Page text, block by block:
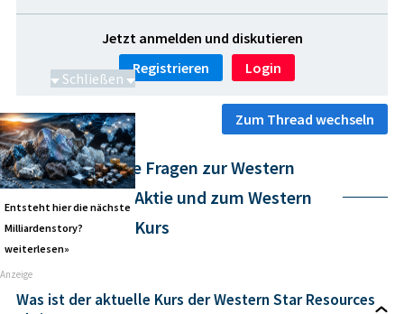
Jetzt anmelden und diskutieren
Registrieren
Login
Zum Thread wechseln
Häufig gestellte Fragen zur Western
Star Resources Aktie und zum Western
Star Resources Kurs
Was ist der aktuelle Kurs der Western Star Resources
Schließen
Entsteht hier die nächste
Milliardenstory?
weiterlesen»
Anzeige